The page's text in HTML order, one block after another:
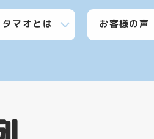
タマオとは お客様の声